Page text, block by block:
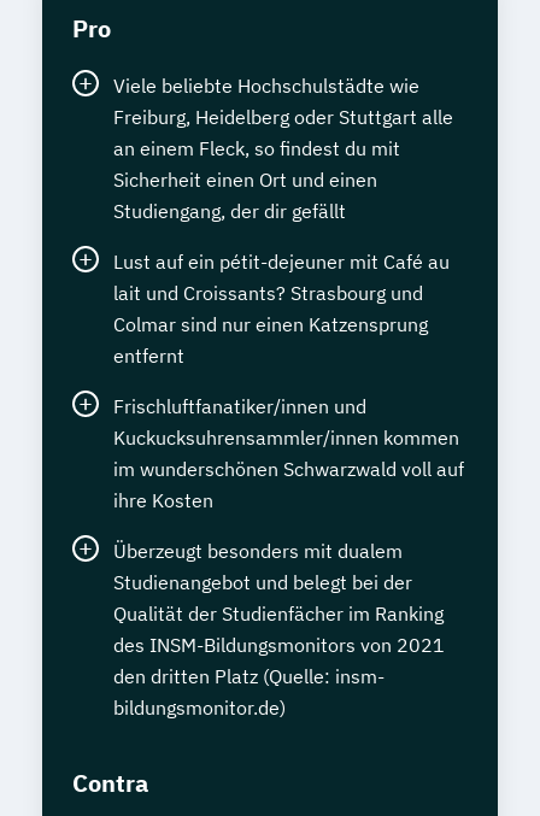
Pro
Viele beliebte Hochschulstädte wie
Freiburg, Heidelberg oder Stuttgart alle
an einem Fleck, so findest du mit
Sicherheit einen Ort und einen
Studiengang, der dir gefällt
Lust auf ein pétit-dejeuner mit Café au
lait und Croissants? Strasbourg und
Colmar sind nur einen Katzensprung
entfernt
Frischluftfanatiker/innen und
Kuckucksuhrensammler/innen kommen
im wunderschönen Schwarzwald voll auf
ihre Kosten
Überzeugt besonders mit dualem
Studienangebot und belegt bei der
Qualität der Studienfächer im Ranking
des INSM-Bildungsmonitors von 2021
den dritten Platz (Quelle: insm-
bildungsmonitor.de)
Contra